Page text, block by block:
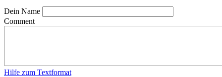
Dein Name
Comment
Hilfe zum Textformat